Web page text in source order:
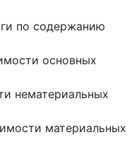
по содержанию
основных
нематериальных
материальных